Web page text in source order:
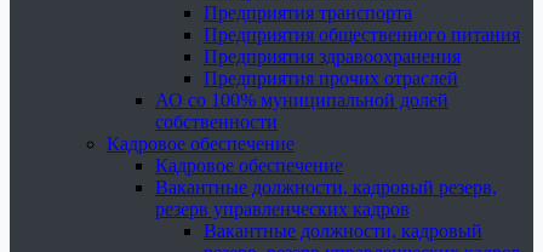
Предприятия транспорта
Предприятия общественного питания
Предприятия здравоохранения
Предприятия прочих отраслей
АО со 100% муниципальной долей
собственности
Кадровое обеспечение
Кадровое обеспечение
Вакантные должности, кадровый резерв,
резерв управленческих кадров
Вакантные должности, кадровый